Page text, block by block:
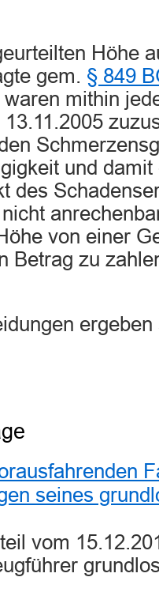
Höhe
gem. § 849
mithin
und
des
von einer
Betrag zu
seines
vom